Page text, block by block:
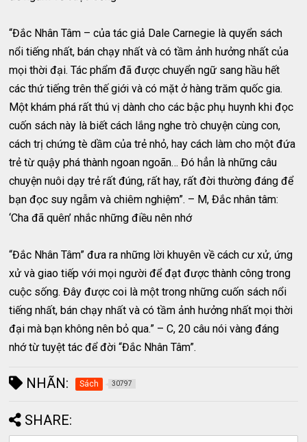
“Đắc Nhân Tâm – của tác giả Dale Carnegie là quyển sách
nổi tiếng nhất, bán chạy nhất và có tầm ảnh hưởng nhất của
mọi thời đại. Tác phẩm đã được chuyển ngữ sang hầu hết
các thứ tiếng trên thế giới và có mặt ở hàng trăm quốc gia.
Một khám phá rất thú vị dành cho các bậc phụ huynh khi đọc
cuốn sách này là biết cách lắng nghe trò chuyện cùng con,
cách trị chứng tè dầm của trẻ nhỏ, hay cách làm cho một đứa
trẻ từ quậy phá thành ngoan ngoãn… Đó hẳn là những câu
chuyện nuôi dạy trẻ rất đúng, rất hay, rất đời thường đáng để
bạn đọc suy ngẫm và chiêm nghiệm”. – M, Đắc nhân tâm:
‘Cha đã quên’ nhắc những điều nên nhớ
“Đắc Nhân Tâm” đưa ra những lời khuyên về cách cư xử, ứng
xử và giao tiếp với mọi người để đạt được thành công trong
cuộc sống. Đây được coi là một trong những cuốn sách nổi
tiếng nhất, bán chạy nhất và có tầm ảnh hưởng nhất mọi thời
đại mà bạn không nên bỏ qua.” – C, 20 câu nói vàng đáng
nhớ từ tuyệt tác để đời “Đắc Nhân Tâm”.
NHÃN: Sách 30797
SHARE: